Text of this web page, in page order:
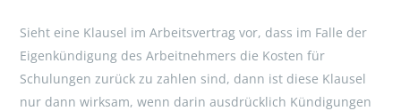
Sieht eine Klausel im Arbeitsvertrag vor, dass im Falle der
Eigenkündigung des Arbeitnehmers die Kosten für
Schulungen zurück zu zahlen sind, dann ist diese Klausel
nur dann wirksam, wenn darin ausdrücklich Kündigungen